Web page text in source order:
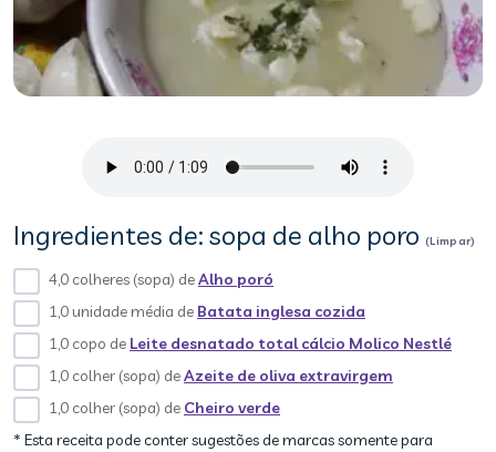
Ingredientes de: sopa de alho poro (Limpar)
4,0 colheres (sopa) deAlho poró
1,0 unidade média de Batata inglesa cozida
1,0 copo de Leite desnatado total cálcio Molico Nestlé
1,0 colher (sopa) deAzeite de oliva extravirgem
1,0 colher (sopa) de Cheiro verde
* Esta receita pode conter sugestões de marcas somente para